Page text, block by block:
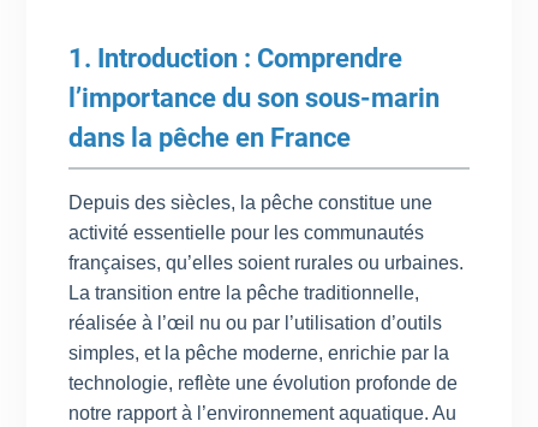
1. Introduction : Comprendre
l’importance du son sous-marin
dans la pêche en France
Depuis des siècles, la pêche constitue une
activité essentielle pour les communautés
françaises, qu’elles soient rurales ou urbaines.
La transition entre la pêche traditionnelle,
réalisée à l’œil nu ou par l’utilisation d’outils
simples, et la pêche moderne, enrichie par la
technologie, reflète une évolution profonde de
notre rapport à l’environnement aquatique. Au